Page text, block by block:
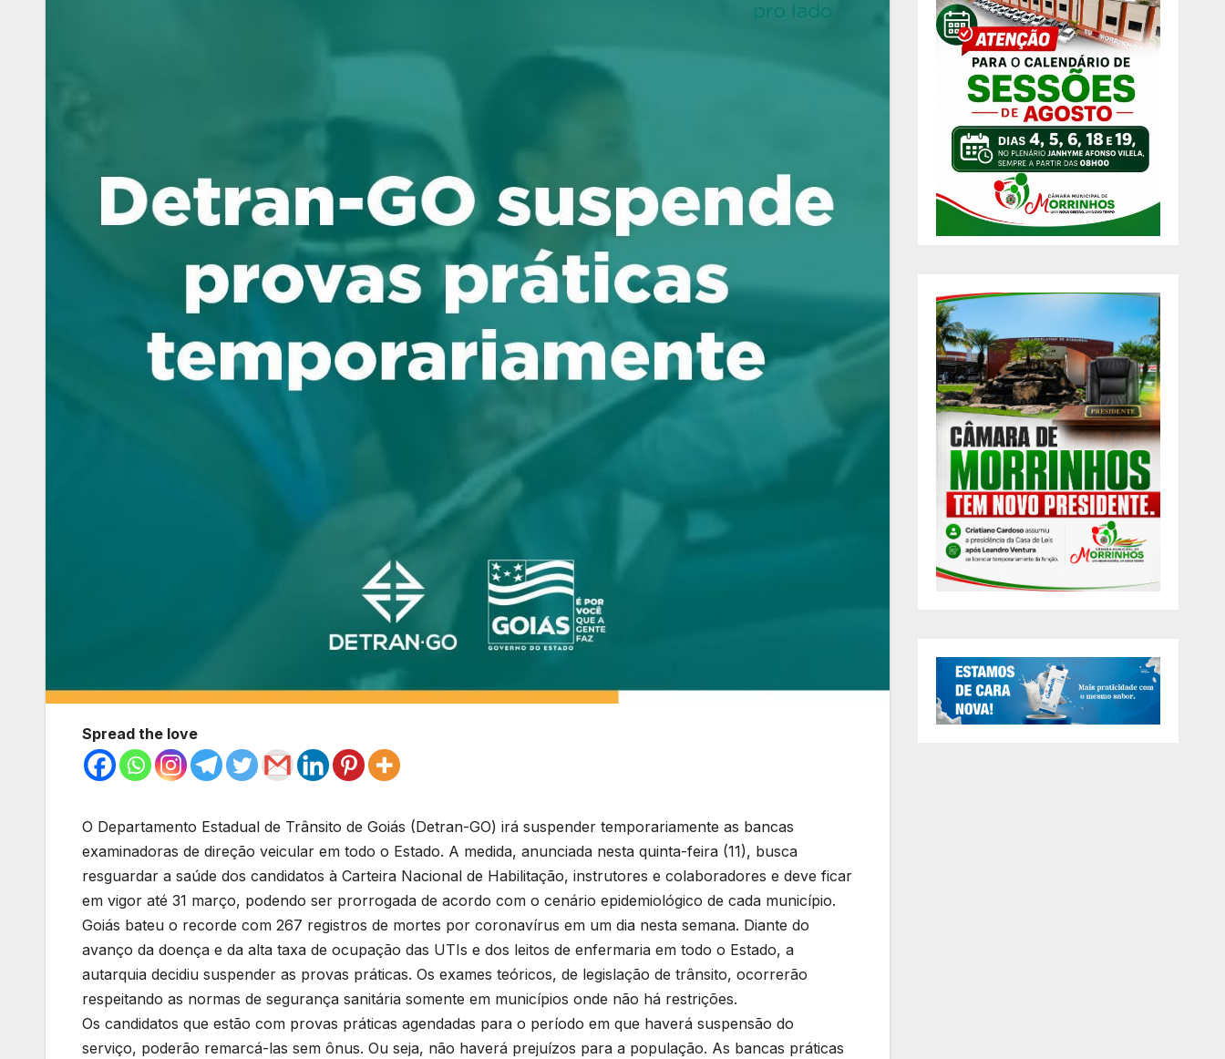
Spread the love
O Departamento Estadual de Trânsito de Goiás (Detran-GO) irá suspender temporariamente as bancas
examinadoras de direção veicular em todo o Estado. A medida, anunciada nesta quinta-feira (11), busca
resguardar a saúde dos candidatos à Carteira Nacional de Habilitação, instrutores e colaboradores e deve ficar
em vigor até 31 março, podendo ser prorrogada de acordo com o cenário epidemiológico de cada município.
Goiás bateu o recorde com 267 registros de mortes por coronavírus em um dia nesta semana. Diante do
avanço da doença e da alta taxa de ocupação das UTIs e dos leitos de enfermaria em todo o Estado, a
autarquia decidiu suspender as provas práticas. Os exames teóricos, de legislação de trânsito, ocorrerão
respeitando as normas de segurança sanitária somente em municípios onde não há restrições.
Os candidatos que estão com provas práticas agendadas para o período em que haverá suspensão do
serviço, poderão remarcá-las sem ônus. Ou seja, não haverá prejuízos para a população. As bancas práticas